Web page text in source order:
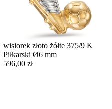
wisiorek złoto żółte 375/9 K
Piłkarski Ø6 mm
596,00 zł